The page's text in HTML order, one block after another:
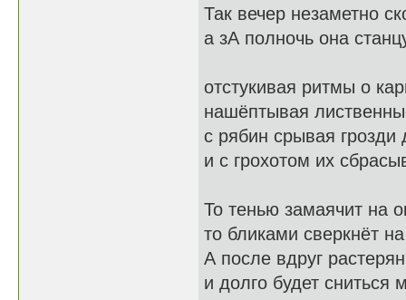
Так вечер незаметно
а зА полночь она
отстукивая ритмы о
нашёптывая
с рябин срывая грозди
и с грохотом их
То тенью замаячит на
то бликами сверкнёт
А после вдруг
и долго будет сниться